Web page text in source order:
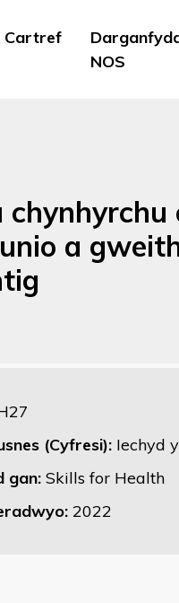
Cartref
NOS
a
(Cyfresi): Iechyd
gan: Skills for Health
2022